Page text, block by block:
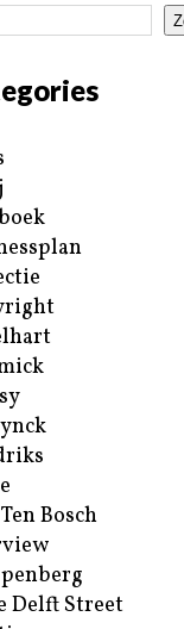
Bosch
Delft Street